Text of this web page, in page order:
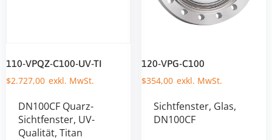
110-VPQZ-C100-UV-TI
$2.727,00
DN100CF Quarz-
Sichtfenster, UV-
Qualität, Titan
120-VPG-C100
$354,00
Sichtfenster, Glas,
DN100CF